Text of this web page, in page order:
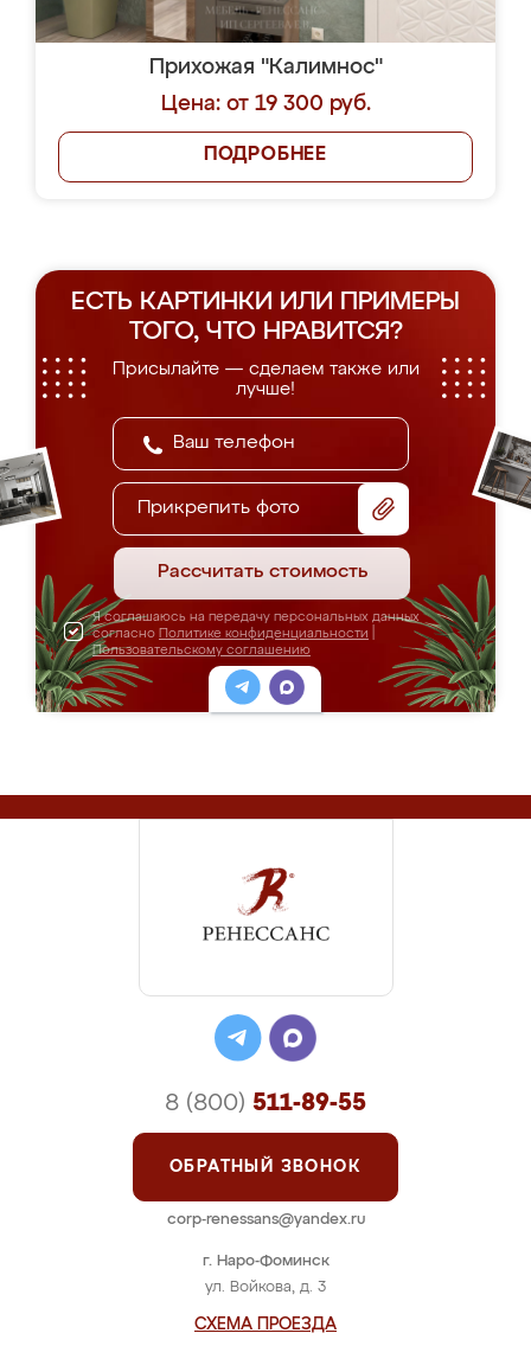
Прихожая "Калимнос"
Цена: от 19 300 руб.
ПОДРОБНЕЕ
ЕСТЬ КАРТИНКИ ИЛИ ПРИМЕРЫ
ТОГО, ЧТО НРАВИТСЯ?
Присылайте — сделаем также или
лучше!
Прикрепить фото
Рассчитать стоимость
Я соглашаюсь на передачу персональных данных
согласно Политике конфиденциальности
Пользовательскому соглашению
г. Наро-Фоминск
ул. Войкова, д. 3
СХЕМА ПРОЕЗДА
8 (800) 511-89-55
ОБРАТНЫЙ ЗВОНОК
corp-renessans@yandex.ru